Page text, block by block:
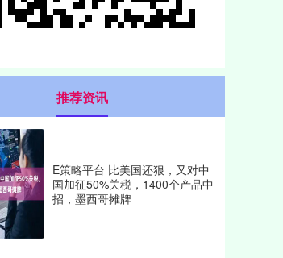
推荐资讯
E策略平台 比美国还狠，又对中
国加征50%关税，1400个产品中
招，墨西哥摊牌